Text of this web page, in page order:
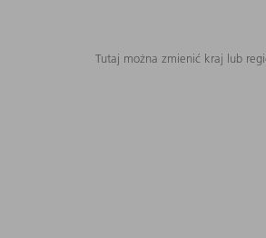
Tutaj można zmienić kraj lub